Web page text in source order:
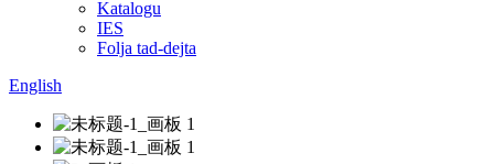
Katalogu
IES
Folja tad-dejta
English